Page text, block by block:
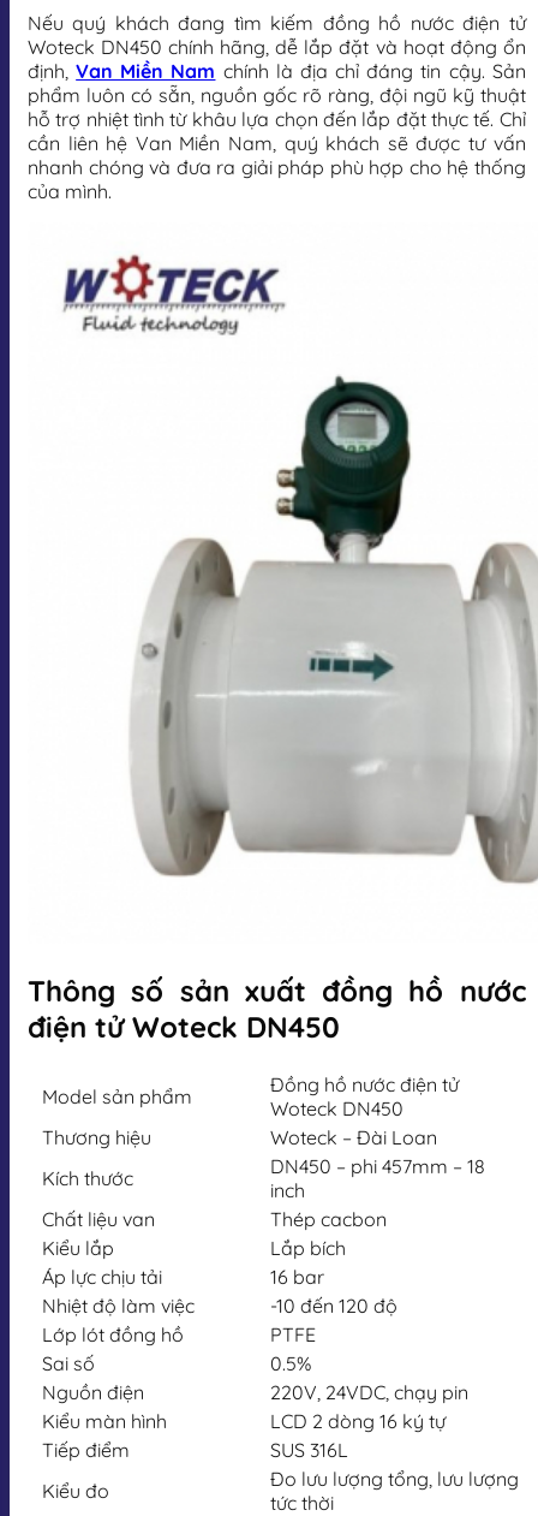
Nếu quý khách đang tìm kiếm đồng hồ nước điện tử
Woteck DN450 chính hãng, dễ lắp đặt và hoạt động ổn
định,Van Miền Nam chính là địa chỉ đáng tin cậy. Sản
phẩm luôn có sẵn, nguồn gốc rõ ràng, đội ngũ kỹ thuật
hỗ trợ nhiệt tình từ khâu lựa chọn đến lắp đặt thực tế. Chỉ
cần liên hệ Van Miền Nam, quý khách sẽ được tư vấn
nhanh chóng và đưa ra giải pháp phù hợp cho hệ thống
của mình.
Thông số sản xuất đồng hồ nước
điện tử Woteck DN450
Model sản phẩm
Đồng hồ nước điện tử
Woteck DN450
Thương hiệu
Woteck – Đài Loan
Kích thước
DN450 – phi 457mm – 18
inch
Chất liệu van
Thép cacbon
Kiểu lắp
Lắp bích
Áp lực chịu tải
16 bar
Nhiệt độ làm việc
-10 đến 120 độ
Lớp lót đồng hồ
PTFE
Sai số
0.5%
Nguồn điện
220V, 24VDC, chạy pin
Kiểu màn hình
LCD 2 dòng 16 ký tự
Tiếp điểm
SUS 316L
Kiểu đo
Đo lưu lượng tổng, lưu lượng
tức thời